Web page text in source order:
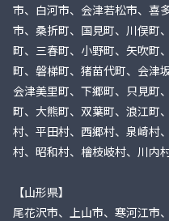
市、白河市、会津若松市、喜
市、桑折町、国見町、川俣町
町、三春町、小野町、矢吹町
町、磐梯町、猪苗代町、会津
会津美里町、下郷町、只見町
町、大熊町、双葉町、浪江町
村、平田村、西郷村、泉崎村
村、昭和村、檜枝岐村、川内
【山形県】
尾花沢市、上山市、寒河江市